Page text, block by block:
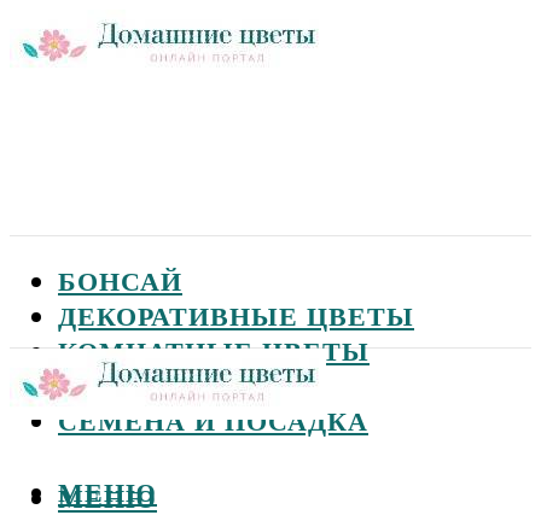
БОНСАЙ
ДЕКОРАТИВНЫЕ ЦВЕТЫ
КОМНАТНЫЕ ЦВЕТЫ
САДОВЫЕ ЦВЕТЫ
СЕМЕНА И ПОСАДКА
МЕНЮ
МЕНЮ